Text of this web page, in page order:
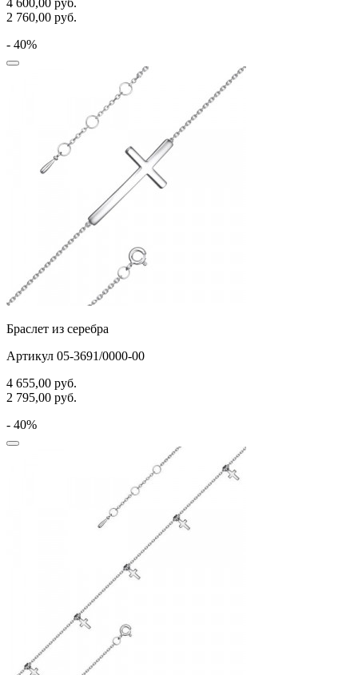
4 600,00 руб.
2 760,00 руб.
- 40%
Браслет из серебра
Артикул 05-3691/0000-00
4 655,00 руб.
2 795,00 руб.
- 40%